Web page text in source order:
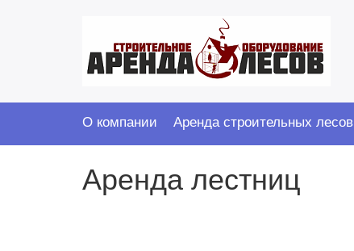
"АрендаЛесов"
logo
О компании Аренда строительных лесов
Аренда лестниц